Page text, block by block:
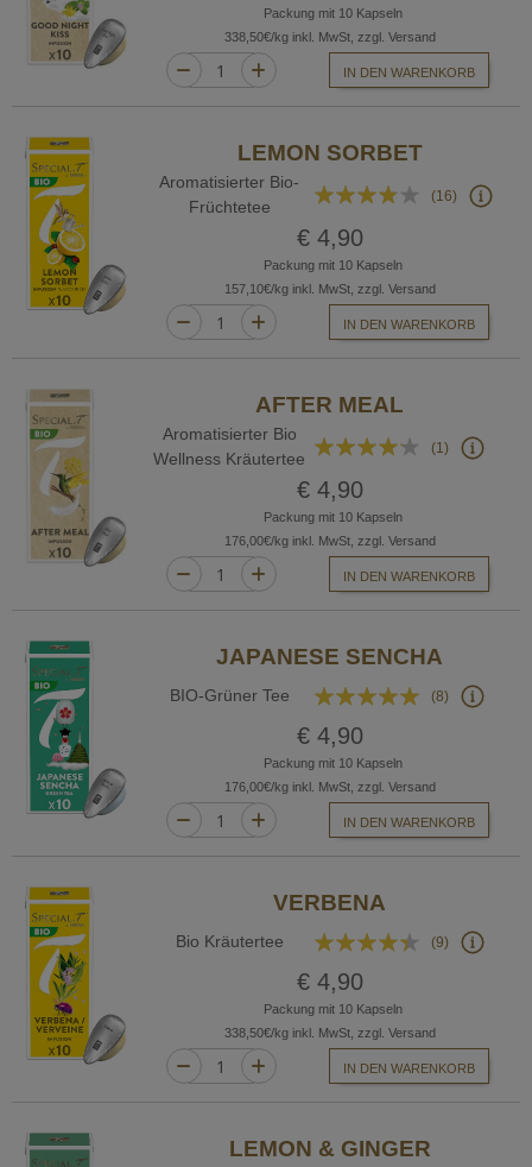
Packung mit 10 Kapseln
338,50€/kg inkl. MwSt, zzgl. Versand
IN DEN WARENKORB
LEMON SORBET
Aromatisierter Bio-
Früchtetee
Bewertung:
(16)
€ 4,90
Packung mit 10 Kapseln
157,10€/kg inkl. MwSt, zzgl. Versand
IN DEN WARENKORB
AFTER MEAL
Aromatisierter Bio
Wellness Kräutertee
Bewertung:
(1)
€ 4,90
Packung mit 10 Kapseln
176,00€/kg inkl. MwSt, zzgl. Versand
IN DEN WARENKORB
JAPANESE SENCHA
BIO-Grüner Tee
Bewertung:
98%
(8)
€ 4,90
Packung mit 10 Kapseln
176,00€/kg inkl. MwSt, zzgl. Versand
IN DEN WARENKORB
VERBENA
Bio Kräutertee
Bewertung:
84%
(9)
€ 4,90
Packung mit 10 Kapseln
338,50€/kg inkl. MwSt, zzgl. Versand
IN DEN WARENKORB
LEMON & GINGER